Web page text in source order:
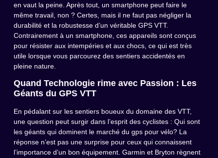
en vaut la peine. Après tout, un smartphone peut faire le
même travail, non ? Certes, mais il ne faut pas négliger la
durabilité et la robustesse d’un véritable GPS VTT.
Contrairement à un smartphone, ces appareils sont conçus
pour résister aux intempéries et aux chocs, ce qui est très
utile lorsque vous parcourez des sentiers accidentés en
pleine nature.
Quand Technologie rime avec Passion : Les
Géants du GPS VTT
En pédalant sur les sentiers boueux du domaine des VTT,
une question peut surgir dans l’esprit des cyclistes : Qui sont
les géants qui dominent le marché du gps pour vélo? La
réponse n’est pas une surprise pour ceux qui connaissent
l’importance d’un bon équipement. Garmin et Bryton règnent